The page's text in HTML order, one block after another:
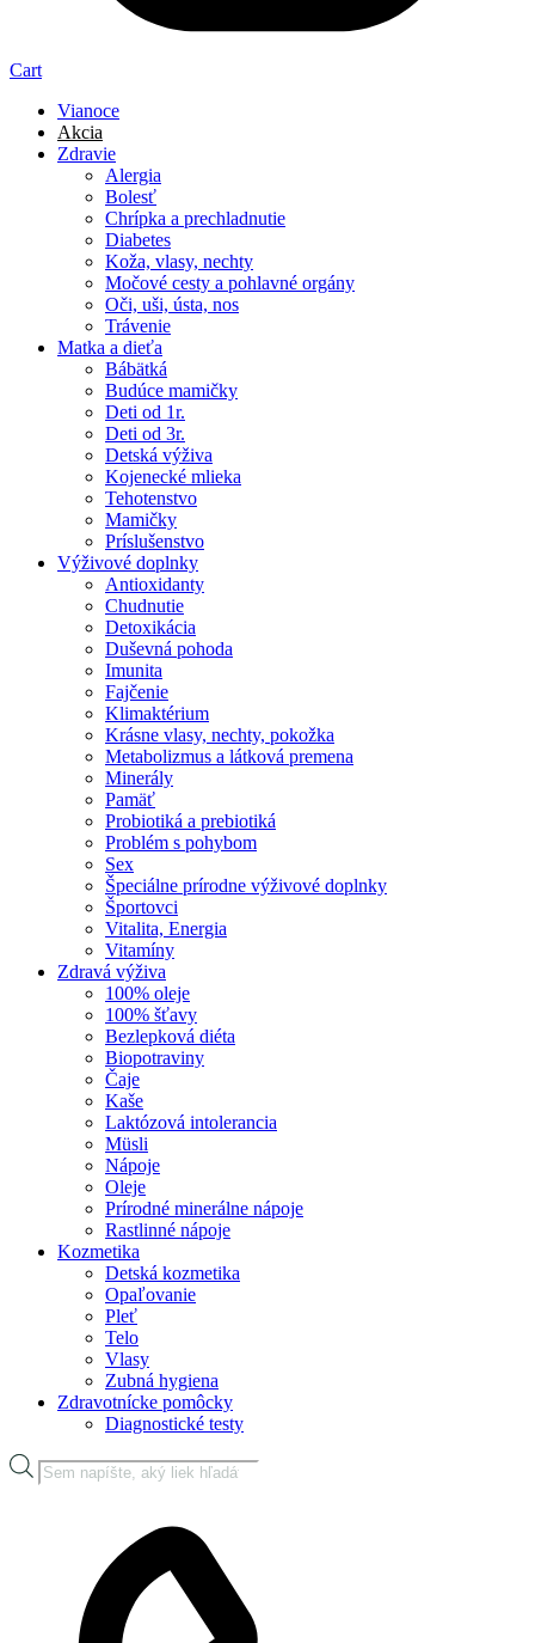
Cart
Vianoce
Akcia
Zdravie
Alergia
Bolesť
Chrípka a prechladnutie
Diabetes
Koža, vlasy, nechty
Močové cesty a pohlavné orgány
Oči, uši, ústa, nos
Trávenie
Matka a dieťa
Bábätká
Budúce mamičky
Deti od 1r.
Deti od 3r.
Detská výživa
Kojenecké mlieka
Tehotenstvo
Mamičky
Príslušenstvo
Výživové doplnky
Antioxidanty
Chudnutie
Detoxikácia
Duševná pohoda
Imunita
Fajčenie
Klimaktérium
Krásne vlasy, nechty, pokožka
Metabolizmus a látková premena
Minerály
Pamäť
Probiotiká a prebiotiká
Problém s pohybom
Sex
Špeciálne prírodne výživové doplnky
Športovci
Vitalita, Energia
Vitamíny
Zdravá výživa
100% oleje
100% šťavy
Bezlepková diéta
Biopotraviny
Čaje
Kaše
Laktózová intolerancia
Müsli
Nápoje
Oleje
Prírodné minerálne nápoje
Rastlinné nápoje
Kozmetika
Detská kozmetika
Opaľovanie
Pleť
Telo
Vlasy
Zubná hygiena
Zdravotnícke pomôcky
Diagnostické testy
Products
search